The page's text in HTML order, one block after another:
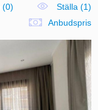
(0)
Ställa (1)
Anbudspris